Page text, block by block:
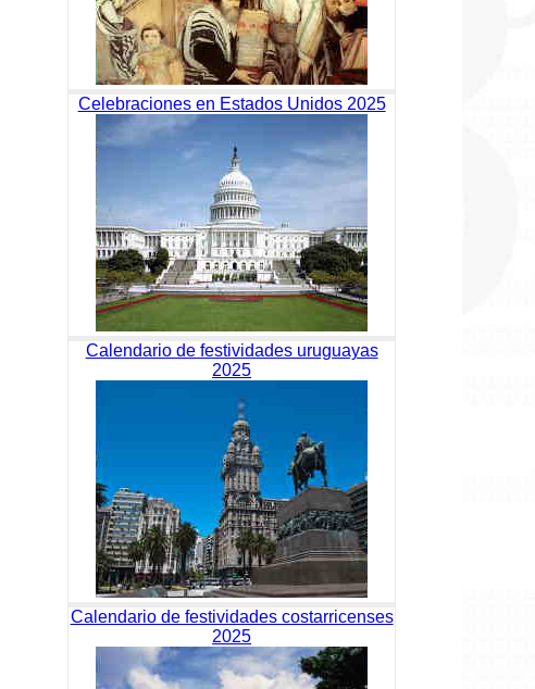
Celebraciones en Estados Unidos 2025
Calendario de festividades uruguayas
2025
Calendario de festividades costarricenses
2025